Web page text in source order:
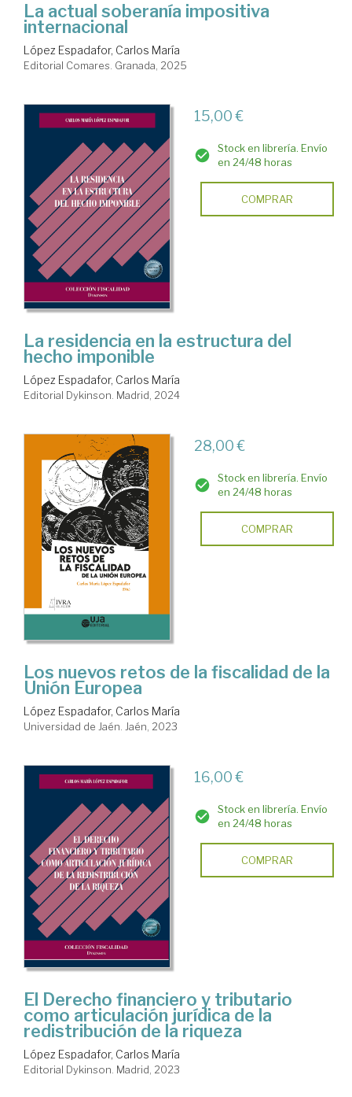
La actual soberanía impositiva
internacional
López Espadafor, Carlos María
Editorial Comares. Granada, 2025
15,00 €
Stock en librería. Envío
en 24/48 horas
COMPRAR
La residencia en la estructura del
hecho imponible
López Espadafor, Carlos María
Editorial Dykinson. Madrid, 2024
28,00 €
Stock en librería. Envío
en 24/48 horas
COMPRAR
Los nuevos retos de la fiscalidad de la
Unión Europea
López Espadafor, Carlos María
Universidad de Jaén. Jaén, 2023
16,00 €
Stock en librería. Envío
en 24/48 horas
COMPRAR
El Derecho financiero y tributario
como articulación jurídica de la
redistribución de la riqueza
López Espadafor, Carlos María
Editorial Dykinson. Madrid, 2023